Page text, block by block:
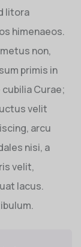
litora
himenaeos.
non,
primis in
Curae;
velit
arcu
nisi, a
velit,
lacus.